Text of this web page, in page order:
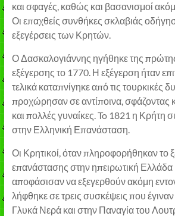
και σφαγές, καθώς και βασανισμοί
Οι επαχθείς συνθήκες σκλαβιάς
εξεγέρσεις των Κρητών.
Ο Δασκαλογιάννης ηγήθηκε της
εξέγερσης το 1770. Η εξέγερση ήταν
τελικά καταπνίγηκε από τις τουρκικές
προχώρησαν σε αντίποινα, σφάζοντας
και πολλές γυναίκες. To 1821 η Κρήτη
στην Ελληνική Επανάσταση.
Οι Κρητικοί, όταν πληροφορήθηκαν το
επανάστασης στην ηπειρωτική Ελλάδα
αποφάσισαν να εξεγερθούν ακόμη
λήφθηκε σε τρεις συσκέψεις που
Γλυκά Νερά και στην Παναγία του